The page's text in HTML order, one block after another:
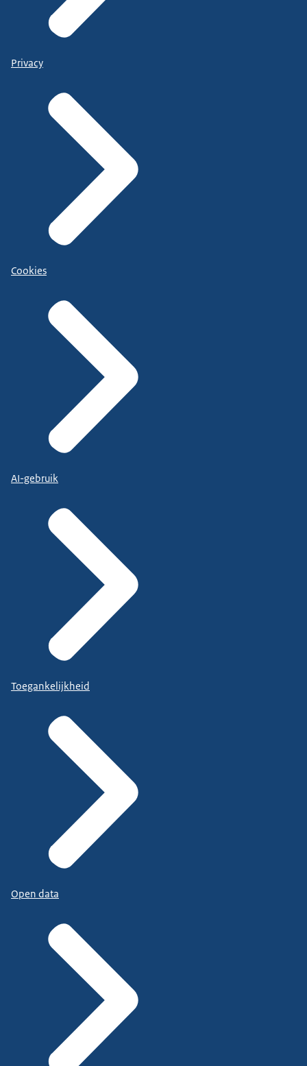
Privacy
Cookies
AI-gebruik
Toegankelijkheid
Open data